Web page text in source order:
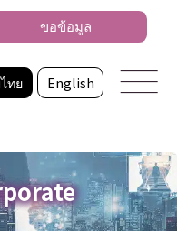
ทย English
ขอข้อมูล